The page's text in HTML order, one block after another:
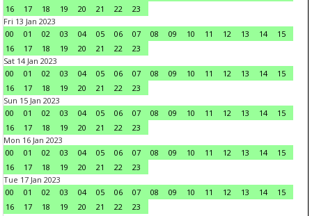
16
17 18 19 20 21 22
23
Fri 13 Jan 2023
00
01 02 03 04 05 06 07 08 09 10 11 12 13 14
15
16
17 18 19 20 21 22
23
Sat 14 Jan 2023
00
01 02 03 04 05 06 07 08 09 10 11 12 13 14
15
16
17 18 19 20 21 22
23
Sun 15 Jan 2023
00
01 02 03 04 05 06 07 08 09 10 11 12 13 14
15
16
17 18 19 20 21 22
23
Mon 16 Jan 2023
00
01 02 03 04 05 06 07 08 09 10 11 12 13 14
15
16
17 18 19 20 21 22
23
Tue 17 Jan 2023
00
01 02 03 04 05 06 07 08 09 10 11 12 13 14
15
16
17 18 19 20 21 22
23